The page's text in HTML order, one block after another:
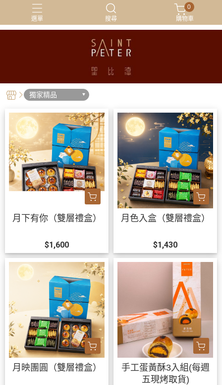
選單 搜尋
新品上市 牛軋餅
0
購物車
獨家精品
月下有你（雙層禮盒）
$1,600
月色入盒（雙層禮盒）
$1,430
月映團圓（雙層禮盒）
手工蛋黃酥3入組(每週
五現烤取貨)